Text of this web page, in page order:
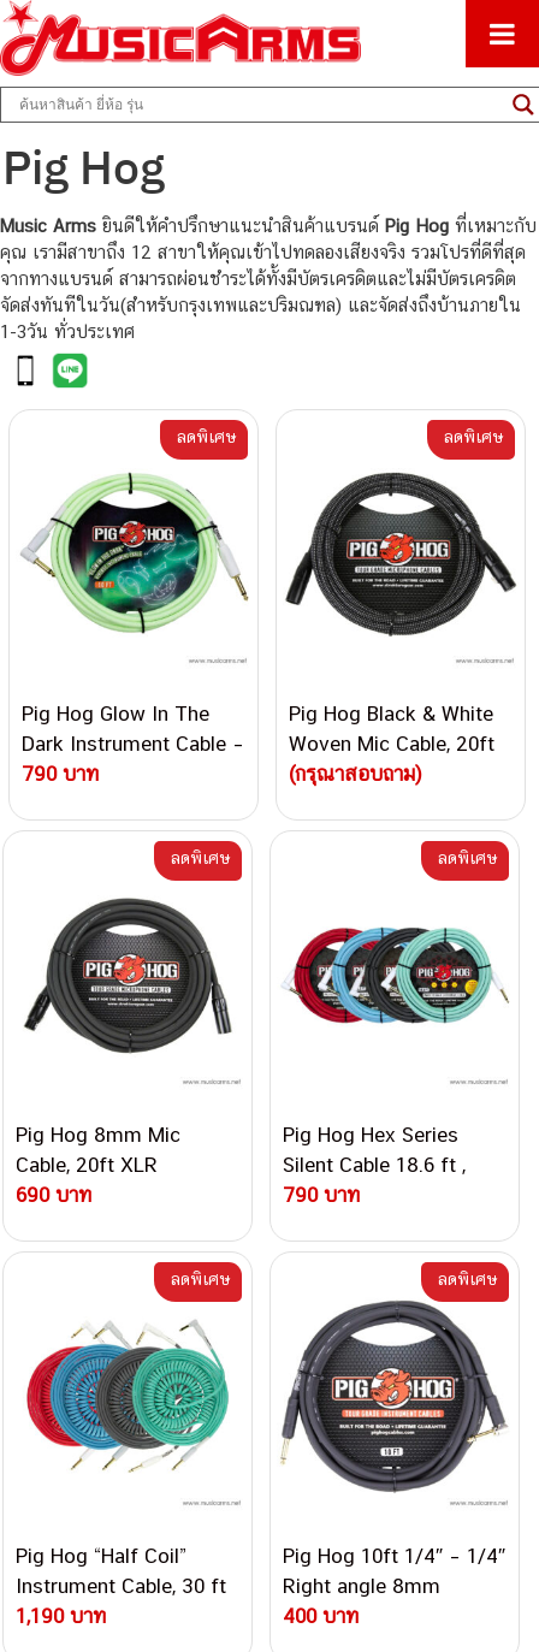
Music Arms
ศูนย์รวมครื่องดนตรีทุกชนิด ตั้งแต่เริ่มต้นถึงมืออาชีพ
Pig Hog
Music Arms ยินดีให้คำปรึกษาแนะนำสินค้าแบรนด์ Pig Hog ที่เหมาะกับ
คุณ เรามีสาขาถึง 12 สาขาให้คุณเข้าไปทดลองเสียงจริง รวมโปรที่ดีที่สุด
จากทางแบรนด์ สามารถผ่อนชำระได้ทั้งมีบัตรเครดิตและไม่มีบัตรเครดิต
จัดส่งทันทีในวัน(สำหรับกรุงเทพและปริมณฑล) และจัดส่งถึงบ้านภายใน
1-3วัน ทั่วประเทศ
Pig Hog Glow In The
Dark Instrument Cable –
Right Angle 10ft Cable
790 บาท
ลดพิเศษ
Pig Hog Black & White
Woven Mic Cable, 20ft
XLR Microphone Cable
(กรุณาสอบถาม)
ลดพิเศษ
Pig Hog 8mm Mic
Cable, 20ft XLR
Microphone Cable
690 บาท
ลดพิเศษ
Pig Hog Hex Series
Silent Cable 18.6 ft ,
Right Angle Cable
790 บาท
ลดพิเศษ
Pig Hog “Half Coil”
Instrument Cable, 30 ft
Cable
1,190 บาท
ลดพิเศษ
Pig Hog 10ft 1/4″ – 1/4″
Right angle 8mm
Instrument Cable
400 บาท
ลดพิเศษ